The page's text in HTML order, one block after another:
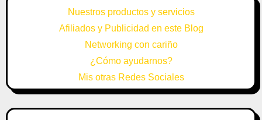
Nuestros productos y servicios
Afiliados y Publicidad en este Blog
Networking con cariño
¿Cómo ayudarnos?
Mis otras Redes Sociales